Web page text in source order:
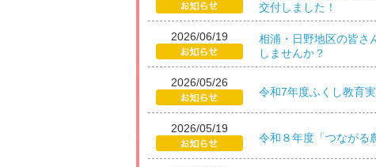
交付しました！
2026/06/19
相浦・日野地区の皆
しませんか？
2026/05/26
令和7年度ふくし教育
2026/05/19
令和８年度「つながる